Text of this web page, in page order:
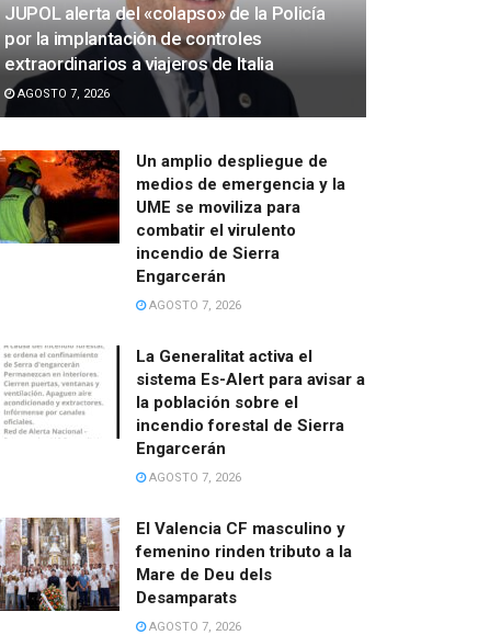
JUPOL alerta del «colapso» de la Policía
por la implantación de controles
extraordinarios a viajeros de Italia
AGOSTO 7, 2026
Un amplio despliegue de
medios de emergencia y la
UME se moviliza para
combatir el virulento
incendio de Sierra
Engarcerán
AGOSTO 7, 2026
La Generalitat activa el
sistema Es-Alert para avisar a
la población sobre el
incendio forestal de Sierra
Engarcerán
AGOSTO 7, 2026
El Valencia CF masculino y
femenino rinden tributo a la
Mare de Deu dels
Desamparats
AGOSTO 7, 2026